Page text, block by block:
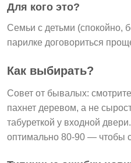
Для кого это?
Семьи с детьми (спокойно,
парилке договориться
Как выбирать?
Совет от бывалых:
пахнет деревом, а не
табуреткой у входной
оптимально 80-90 — чтобы